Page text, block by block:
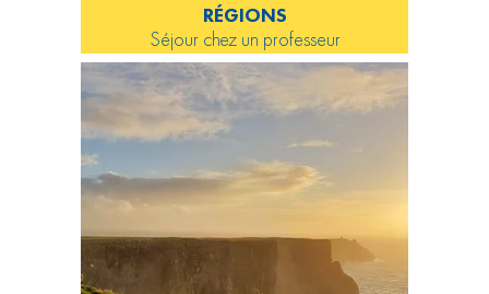
RÉGIONS
Séjour chez un professeur